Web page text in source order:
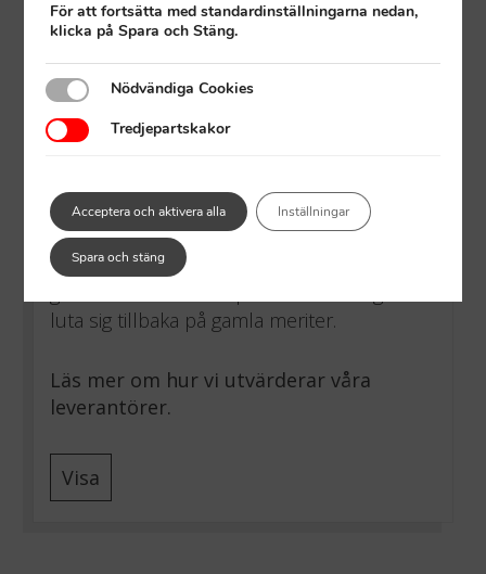
Dagligen lanseras det nya, hållbara
alternativ till traditionella byggmaterial. Det
luta sig tillbaka på gamla meriter.
Läs mer om hur vi utvärderar våra
leverantörer.
Visa
För att fortsätta med standardinställningarna nedan,
klicka på Spara och Stäng.
Nödvändiga Cookies
Nödvändiga Cookies
Tredjepartskakor
Tredjepartskakor
Acceptera och aktivera alla Inställningar
Spara och stäng